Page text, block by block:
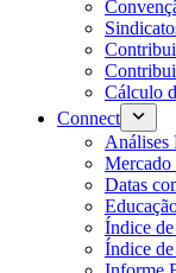
Cálculo
Connect
Análises
Mercado
Datas
Índice
Índice